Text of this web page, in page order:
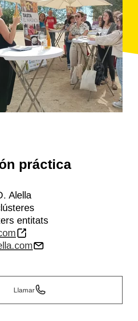
moscatel de grano menudo,
blanca y sauvignon blanc.
práctica
Alella
entitats
Llamar